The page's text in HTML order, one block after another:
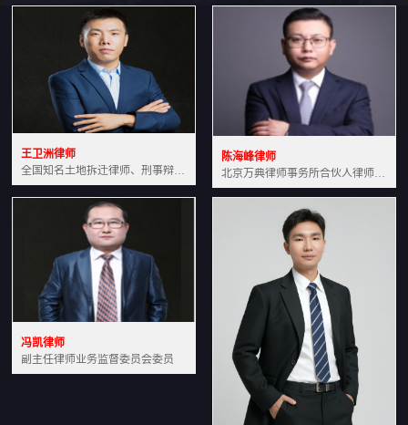
王卫洲律师
全国知名土地拆迁律师、刑事辩护律师北京万典律师事务所主任中国法学会会员北京市行政法研究会理事
陈海峰律师
北京万典律师事务所合伙人律师土地房产专业资深律师
冯凯律师
副主任律师业务监督委员会委员